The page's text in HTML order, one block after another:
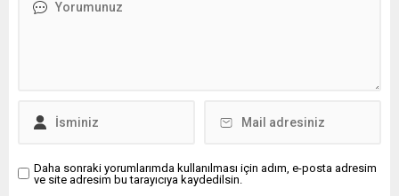
Daha sonraki yorumlarımda kullanılması için adım, e-posta adresim
ve site adresim bu tarayıcıya kaydedilsin.